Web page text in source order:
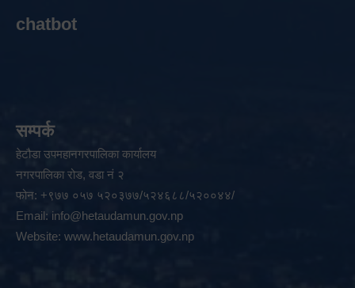
chatbot
सम्पर्क
हेटौडा उपमहानगरपालिका कार्यालय
नगरपालिका रोड, वडा नं २
फोन: +९७७ ०५७ ५२०३७७/५२४६८८/५२००४४/
Email: info@hetaudamun.gov.np
Website: www.hetaudamun.gov.np